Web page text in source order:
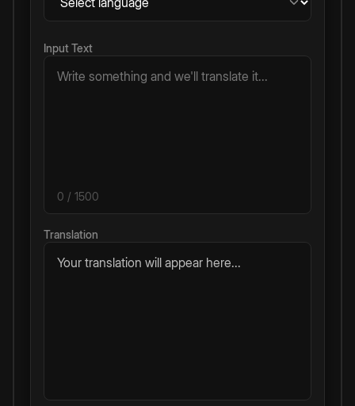
Input Text
0 / 1500
Translation
Your translation will appear here...